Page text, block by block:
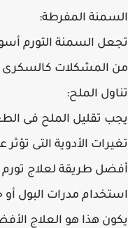
السمنة المفرطة:
تجعل السمنة التورم
من المشكلات
تناول الملح:
يجب تقليل الملح فى
تغيرات الأدوية التى
أفضل طريقة لعلاج
استخدام مدرات البول
يكون هذا هو العلاج